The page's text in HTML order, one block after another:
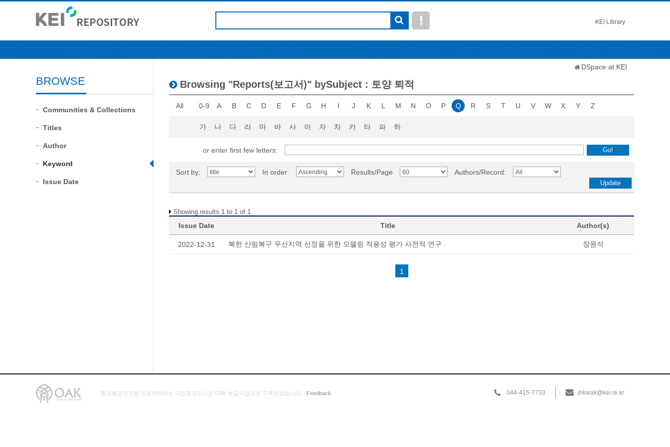
KEI Library
BROWSE
Communities & Collections
Titles
Author
Keyword
Issue Date
DSpace at KEI
Browsing "Reports(보고서)" bySubject : 토양 퇴적
All 0-9 A B C D E F G H I J K L M N O P Q R S T U V W X Y Z
가 나 다 라 마 바 사 아 자 차 카 타 파 하
or enter first few letters:
Sort by: In order: Results/Page Authors/Record:
Showing results 1 to 1 of 1
Issue Date Title Author(s)
2022-12-31 북한 산림복구 우선지역 선정을 위한 모델링 적용성 평가 사전적 연구 장원석
1
044-415-7733 jhkwak@kei.re.kr
한국환경연구원 리포지터리는 국립중앙도서관 OAK 보급사업으로 구축되었습니다. Feedback